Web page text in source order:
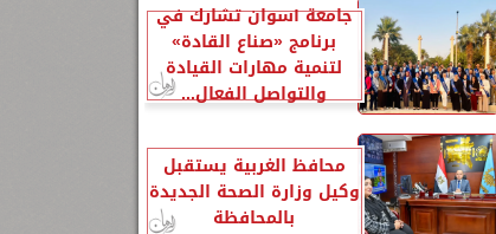
جامعة أسوان تشارك في
برنامج «صناع القادة»
لتنمية مهارات القيادة
والتواصل الفعال...
محافظ الغربية يستقبل
وكيل وزارة الصحة الجديدة
بالمحافظة